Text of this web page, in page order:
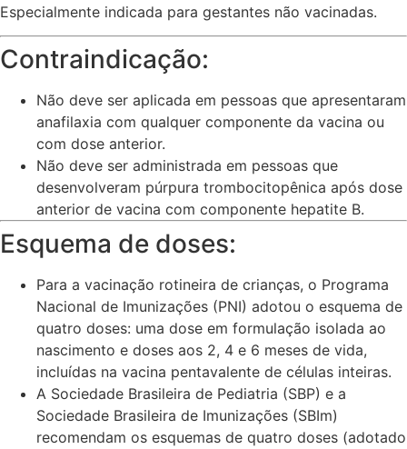
Especialmente indicada para gestantes não vacinadas.
Contraindicação:
Não deve ser aplicada em pessoas que apresentaram
anafilaxia com qualquer componente da vacina ou
com dose anterior.
Não deve ser administrada em pessoas que
desenvolveram púrpura trombocitopênica após dose
anterior de vacina com componente hepatite B.
Esquema de doses:
Para a vacinação rotineira de crianças, o Programa
Nacional de Imunizações (PNI) adotou o esquema de
quatro doses: uma dose em formulação isolada ao
nascimento e doses aos 2, 4 e 6 meses de vida,
incluídas na vacina pentavalente de células inteiras.
A Sociedade Brasileira de Pediatria (SBP) e a
Sociedade Brasileira de Imunizações (SBIm)
recomendam os esquemas de quatro doses (adotado